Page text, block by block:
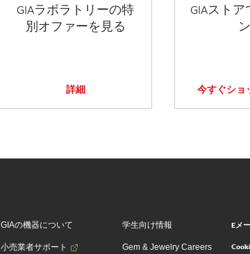
GIAラボラトリーの特
別オファーを見る
詳細
GIAスト
今すぐショ
GIAの機器について
小売業者サポート
学生向け情報
Gem & Jewelry Careers
Eメ